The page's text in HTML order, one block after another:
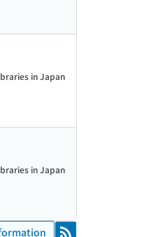
in Japan
in Japan